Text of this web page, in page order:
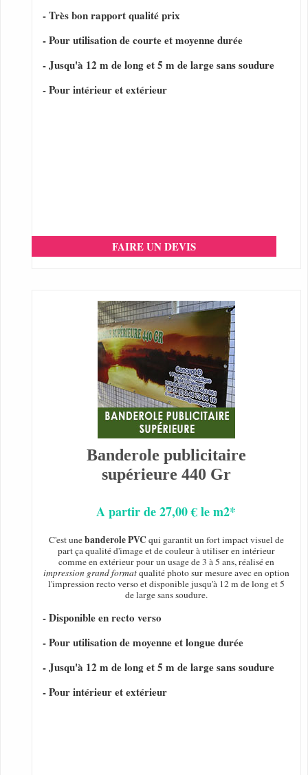
- Très bon rapport qualité prix
- Pour utilisation de courte et moyenne durée
- Jusqu'à 12 m de long et 5 m de large sans soudure
- Pour intérieur et extérieur
FAIRE UN DEVIS
Banderole publicitaire
supérieure 440 Gr
A partir de 27,00 € le m2*
C'est unebanderole PVC qui garantit un fort impact visuel de
part ça qualité d'image et de couleur à utiliser en intérieur
comme en extérieur pour un usage de 3 à 5 ans, réalisé en
impression grand formatqualité photo sur mesure avec en option
l'impression recto verso et disponible jusqu'à 12 m de long et 5
de large sans soudure.
- Disponible en recto verso
- Pour utilisation de moyenne et longue durée
- Jusqu'à 12 m de long et 5 m de large sans soudure
- Pour intérieur et extérieur